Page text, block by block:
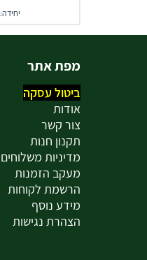
יחידה: 10 ₪ ל-100 מ"ל
מפת אתר
ביטול עסקה
אודות
צור קשר
תקנון חנות
מדיניות משלוחים
מעקב הזמנות
הרשמת לקוחות
מידע נוסף
הצהרת נגישות